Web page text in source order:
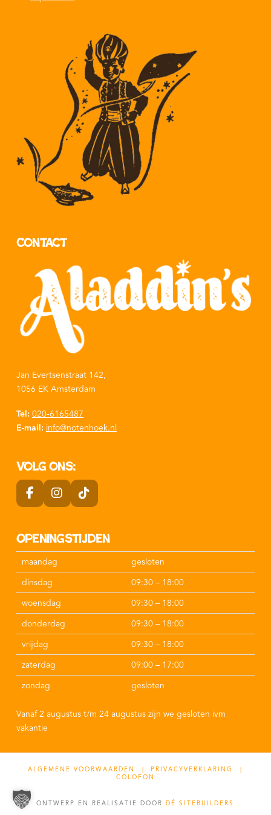
Contact
Jan Evertsenstraat 142,
1056 EK Amsterdam
Tel: 020-6165487
E-mail: info@notenhoek.nl
Volg ons:
Openingstijden
maandag
gesloten
dinsdag
09:30 – 18:00
woensdag
09:30 – 18:00
donderdag
09:30 – 18:00
vrijdag
09:30 – 18:00
zaterdag
09:00 – 17:00
zondag
gesloten
Vanaf 2 augustus t/m 24 augustus zijn we gesloten ivm
vakantie
ALGEMENE VOORWAARDEN |
PRIVACYVERKLARING |
COLOFON
ONTWERP EN REALISATIE DOORDÉ SITEBUILDERS